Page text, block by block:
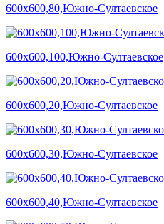
600х600,80,Южно-Султаевское
600х600,100,Южно-Султаевское
600х600,20,Южно-Султаевское
600х600,30,Южно-Султаевское
600х600,40,Южно-Султаевское